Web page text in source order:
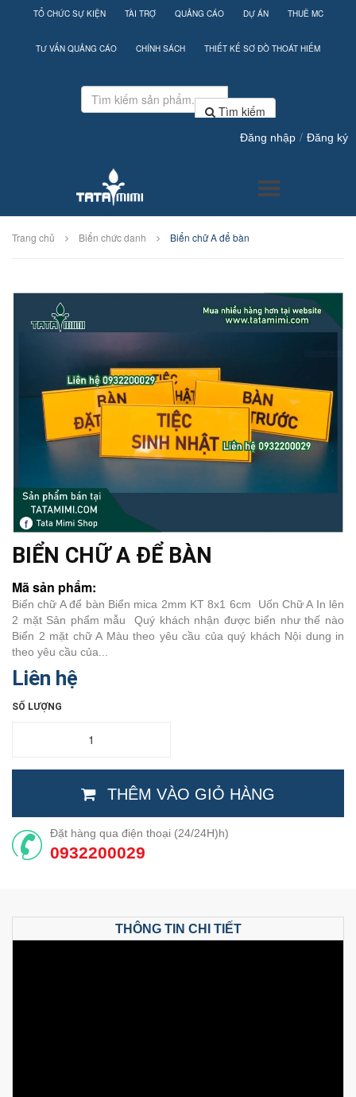
TỔ CHỨC SỰ KIỆN TÀI TRỢ QUẢNG CÁO DỰ ÁN THUÊ MC
TƯ VẤN QUẢNG CÁO CHÍNH SÁCH THIẾT KẾ SƠ ĐỒ THOÁT HIỂM
Tìm kiếm
Đăng nhập / Đăng ký
Trang chủ Biển chức danh Biển chữ A để bàn
BIỂN CHỮ A ĐỂ BÀN
Mã sản phẩm:
Biển chữ A để bàn Biển mica 2mm KT 8x1 6cm Uốn Chữ A In lên
2 mặt Sản phẩm mẫu Quý khách nhận được biển như thế nào
Biển 2 mặt chữ A Màu theo yêu cầu của quý khách Nội dung in
theo yêu cầu của...
Liên hệ
SỐ LƯỢNG
THÊM VÀO GIỎ HÀNG
Đặt hàng qua điện thoại (24/24H)h)
0932200029
THÔNG TIN CHI TIẾT